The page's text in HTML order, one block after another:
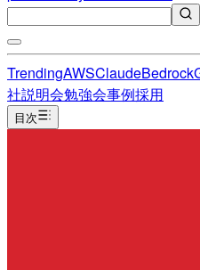
TrendingAWSClaudeBedrock
社説明会勉強会事例採用
目次